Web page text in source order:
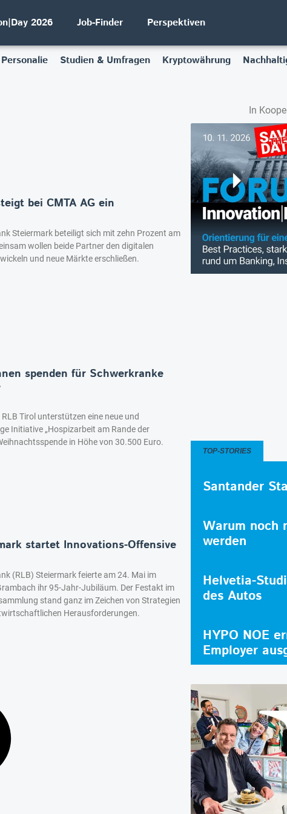
2026 Job-Finder Perspektiven
Personalie Studien & Umfragen Kryptowährung
In
bei CMTA AG ein
Steiermark beteiligt sich mit zehn Prozent am
wollen beide Partner den digitalen
und neue Märkte erschließen.
spenden für Schwerkranke
Tirol unterstützen eine neue und
Initiative „Hospizarbeit am Rande der
in Höhe von 30.500 Euro.
startet Innovations-Offensive
(RLB) Steiermark feierte am 24. Mai im
ihr 95-Jahr-Jubiläum. Der Festakt im
stand ganz im Zeichen von Strategien
Herausforderungen.
TOP-STORIES
Santander
Warum noch
werden
Helvetia-
des Autos
HYPO NOE
Employer